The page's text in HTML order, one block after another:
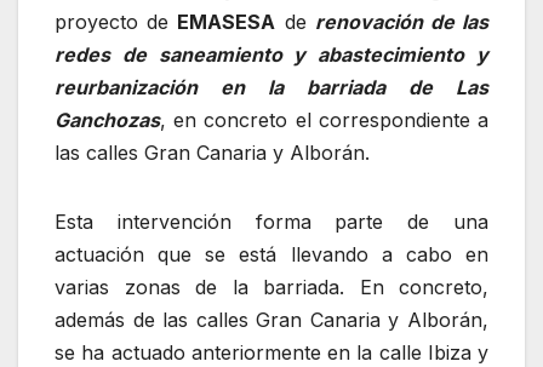
proyecto de EMASESA de renovación de las
redes de saneamiento y abastecimiento y
reurbanización en la barriada de Las
Ganchozas, en concreto el correspondiente a
las calles Gran Canaria y Alborán.
Esta intervención forma parte de una
actuación que se está llevando a cabo en
varias zonas de la barriada. En concreto,
además de las calles Gran Canaria y Alborán,
se ha actuado anteriormente en la calle Ibiza y